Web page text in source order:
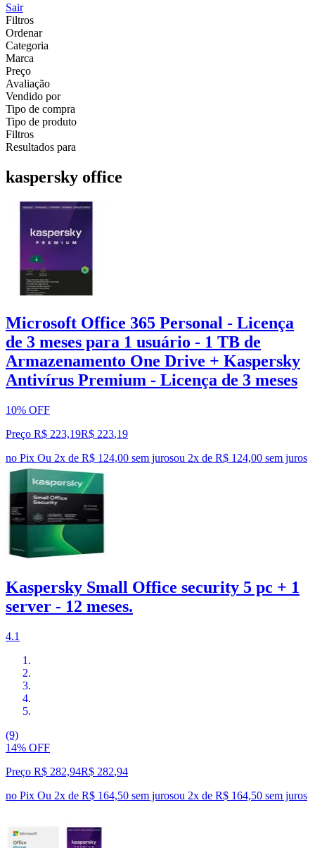
Sair
Filtros
Ordenar
Categoria
Marca
Preço
Avaliação
Vendido por
Tipo de compra
Tipo de produto
Filtros
Resultados para
kaspersky office
Microsoft Office 365 Personal - Licença
de 3 meses para 1 usuário - 1 TB de
Armazenamento One Drive + Kaspersky
Antivírus Premium - Licença de 3 meses
10% OFF
Preço R$ 223,19R$ 223,19
no Pix Ou 2x de R$ 124,00 sem jurosou 2x de R$ 124,00 sem juros
Kaspersky Small Office security 5 pc + 1
server - 12 meses.
4.1
(9)
14% OFF
Preço R$ 282,94R$ 282,94
no Pix Ou 2x de R$ 164,50 sem jurosou 2x de R$ 164,50 sem juros